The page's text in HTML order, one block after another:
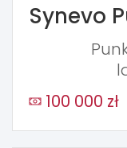
Synevo
100 000 zł